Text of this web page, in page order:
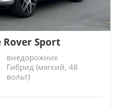
Rover Sport
внедорожник
Гибрид (мягкий, 48
вольт)